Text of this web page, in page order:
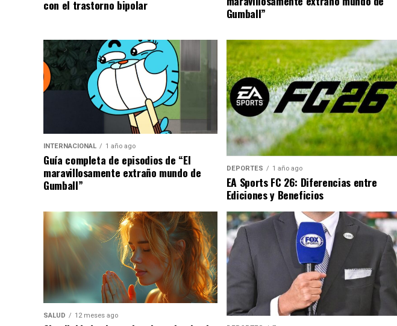
con el trastorno bipolar
Gumball”
INTERNACIONAL 1 año ago
Guía completa de episodios de “El
maravillosamente extraño mundo de
Gumball”
DEPORTES 1 año ago
EA Sports FC 26: Diferencias entre
Ediciones y Beneficios
SALUD 12 meses ago